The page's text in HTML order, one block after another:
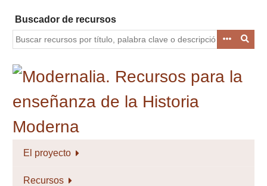
contenido
principal
Buscador de recursos
El proyecto
Recursos